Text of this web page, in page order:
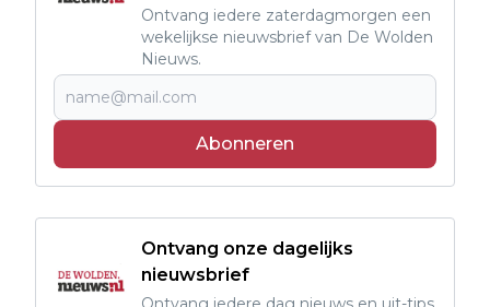
Ontvang iedere zaterdagmorgen een
wekelijkse nieuwsbrief van De Wolden
Nieuws.
Abonneren
Ontvang onze dagelijks
nieuwsbrief